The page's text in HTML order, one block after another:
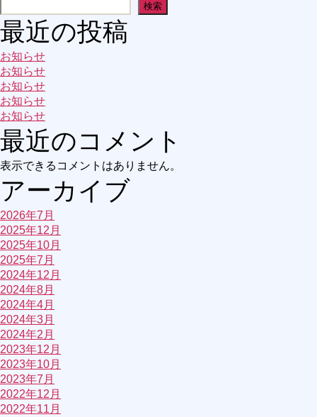
稿
の
ペ
ー
ジ
送
り
検索
最近の投稿
お知らせ
お知らせ
お知らせ
お知らせ
お知らせ
最近のコメント
表示できるコメントはありません。
アーカイブ
2026年7月
2025年12月
2025年10月
2025年7月
2024年12月
2024年8月
2024年4月
2024年3月
2024年2月
2023年12月
2023年10月
2023年7月
2022年12月
2022年11月